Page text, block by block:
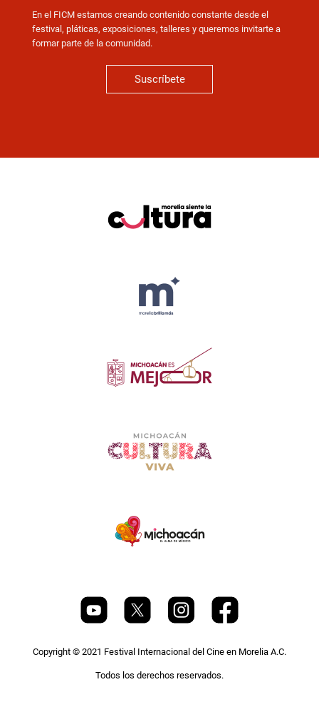
En el FICM estamos creando contenido constante desde el
festival, pláticas, exposiciones, talleres y queremos invitarte a
formar parte de la comunidad.
Suscríbete
Copyright © 2021 Festival Internacional del Cine en Morelia A.C.
Todos los derechos reservados.